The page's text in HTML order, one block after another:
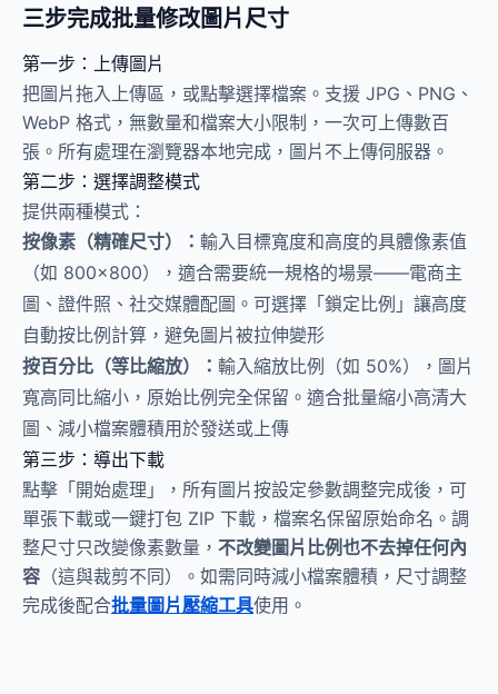
三步完成批量修改圖片尺寸
第一步：上傳圖片
把圖片拖入上傳區，或點擊選擇檔案。支援 JPG、PNG、
WebP 格式，無數量和檔案大小限制，一次可上傳數百
張。所有處理在瀏覽器本地完成，圖片不上傳伺服器。
第二步：選擇調整模式
提供兩種模式：
按像素（精確尺寸）： 輸入目標寬度和高度的具體像素值
（如 800×800），適合需要統一規格的場景——電商主
圖、證件照、社交媒體配圖。可選擇「鎖定比例」讓高度
自動按比例計算，避免圖片被拉伸變形
按百分比（等比縮放）： 輸入縮放比例（如 50%），圖片
寬高同比縮小，原始比例完全保留。適合批量縮小高清大
圖、減小檔案體積用於發送或上傳
第三步：導出下載
點擊「開始處理」，所有圖片按設定參數調整完成後，可
單張下載或一鍵打包 ZIP 下載，檔案名保留原始命名。調
整尺寸只改變像素數量， 不改變圖片比例也不去掉任何內
容 （這與裁剪不同）。如需同時減小檔案體積，尺寸調整
完成後配合批量圖片壓縮工具使用。